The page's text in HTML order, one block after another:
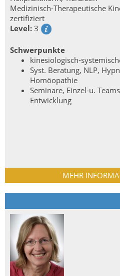
Medizinisch-Therapeutische
zertifiziert
Level: 3
Schwerpunkte
kinesiologisch-
Syst. Beratung, NLP,
Homöopathie
Seminare, Einzel-u.
Entwicklung
MEHR